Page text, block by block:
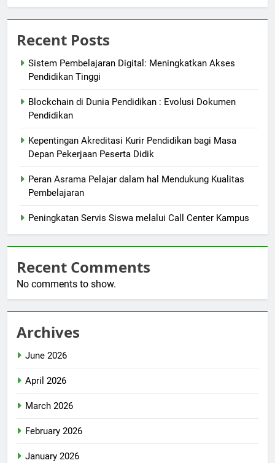
Recent Posts
Sistem Pembelajaran Digital: Meningkatkan Akses
Pendidikan Tinggi
Blockchain di Dunia Pendidikan : Evolusi Dokumen
Pendidikan
Kepentingan Akreditasi Kurir Pendidikan bagi Masa
Depan Pekerjaan Peserta Didik
Peran Asrama Pelajar dalam hal Mendukung Kualitas
Pembelajaran
Peningkatan Servis Siswa melalui Call Center Kampus
Recent Comments
No comments to show.
Archives
June 2026
April 2026
March 2026
February 2026
January 2026